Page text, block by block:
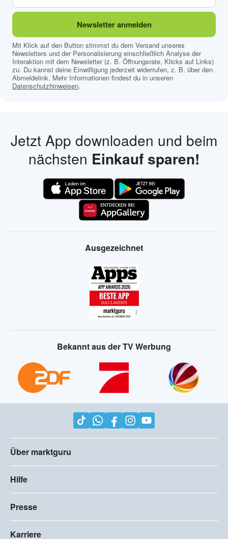
Newsletter anmelden
Mit Klick auf den Button stimmst du dem Versand unseres
Newsletters und der Personalisierung einschließlich Analyse der
Interaktion mit dem Newsletter (z. B. Öffnungsrate, Klicks auf Links)
zu. Du kannst deine Einwilligung jederzeit widerrufen, z. B. über den
Abmeldelink. Mehr Informationen findest du in unseren
Datenschutzhinweisen.
Jetzt App downloaden und beim
nächsten Einkauf sparen!
Ausgezeichnet
Bekannt aus der TV Werbung
Über marktguru
Hilfe
Presse
Karriere